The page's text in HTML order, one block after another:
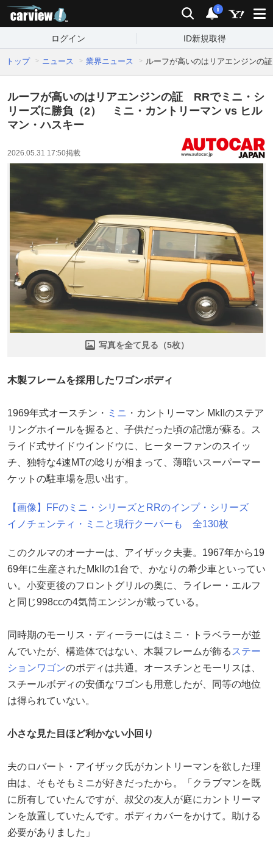
検索 通知
i
ログイン ID新規取得
トップ ニュース 業界ニュース ルーフが高いのはリアエンジンの
ルーフが高いのはリアエンジンの証 RRでミニ・シ
リーズに勝負（2） ミニ・カントリーマン vs ヒル
マン・ハスキー
2026.05.31 17:50掲載
写真を全て見る（5枚）
木製フレームを採用したワゴンボディ
1969年式オースチン・ ミニ ・カントリーマン MkIIのステア
リングホイールを握ると、子供だった頃の記憶が蘇る。ス
ライド式サイドウインドウに、ヒーターファンのスイッ
チ、独特な4速MTの唸りが相まって、薄暗いスーパーマー
ケットの駐車場を思い出す。
【画像】FFのミニ・シリーズとRRのインプ・シリーズ
イノチェンティ・ミニと現行クーパーも 全130枚
このクルマのオーナーは、アイザック夫妻。1967年から19
69年に生産されたMkIIの1台で、かなりの希少車といってい
い。小変更後のフロントグリルの奥に、ライレー・エルフ
と同じ998ccの4気筒エンジンが載っている。
同時期のモーリス・ディーラーにはミニ・トラベラーが並
んでいたが、構造体ではない、木製フレームが飾る ステー
ションワゴンのボディは共通。オースチンとモーリスは、
スチールボディの安価なワゴンも用意したが、同等の地位
は得られていない。
小さな見た目ほど利かない小回り
夫のロバート・アイザック氏がカントリーマンを欲した理
由は、そもそもミニが好きだったから。「クラブマンを既
に所有していたんですが、叔父の友人が庭にカントリーマ
ンを放置していたんです。ボディカバーをかけて。助ける
必要がありました」